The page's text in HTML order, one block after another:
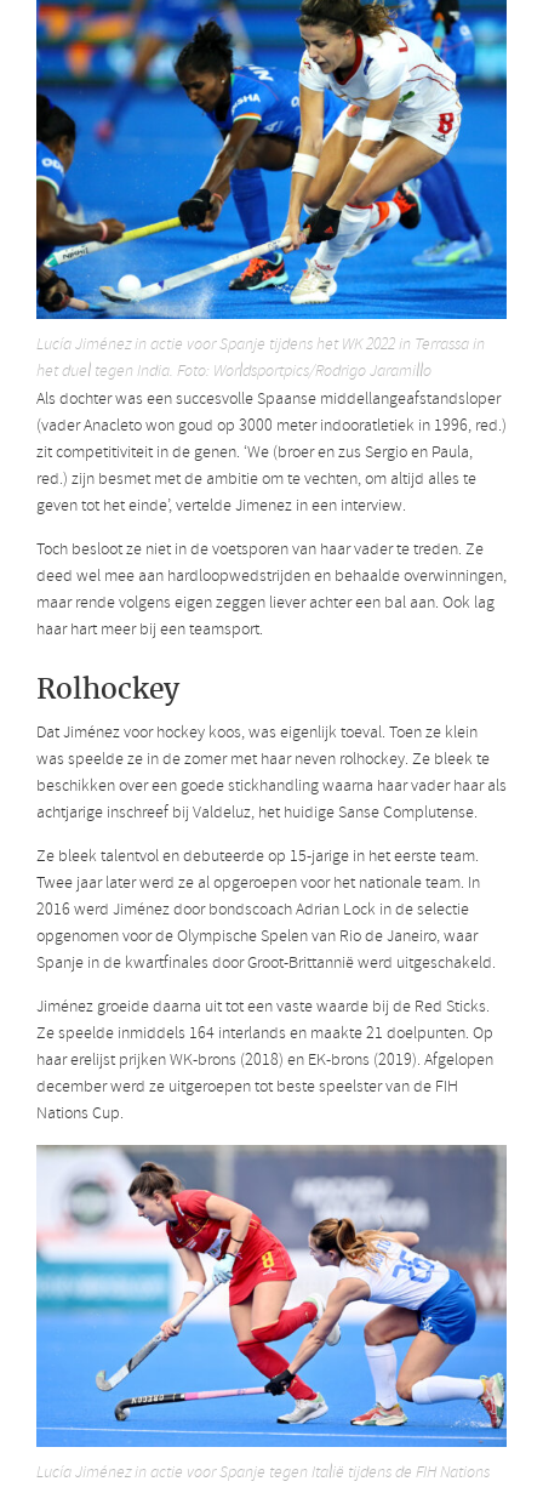
Lucía Jiménez in actie voor Spanje tijdens het WK 2022 in Terrassa in
het duel tegen India. Foto: Worldsportpics/Rodrigo Jaramillo
Als dochter was een succesvolle Spaanse middellangeafstandsloper
(vader Anacleto won goud op 3000 meter indooratletiek in 1996, red.)
zit competitiviteit in de genen. ‘We (broer en zus Sergio en Paula,
red.) zijn besmet met de ambitie om te vechten, om altijd alles te
geven tot het einde’, vertelde Jimenez in een interview.
Toch besloot ze niet in de voetsporen van haar vader te treden. Ze
deed wel mee aan hardloopwedstrijden en behaalde overwinningen,
maar rende volgens eigen zeggen liever achter een bal aan. Ook lag
haar hart meer bij een teamsport.
Rolhockey
Dat Jiménez voor hockey koos, was eigenlijk toeval. Toen ze klein
was speelde ze in de zomer met haar neven rolhockey. Ze bleek te
beschikken over een goede stickhandling waarna haar vader haar als
achtjarige inschreef bij Valdeluz, het huidige Sanse Complutense.
Ze bleek talentvol en debuteerde op 15-jarige in het eerste team.
Twee jaar later werd ze al opgeroepen voor het nationale team. In
2016 werd Jiménez door bondscoach Adrian Lock in de selectie
opgenomen voor de Olympische Spelen van Rio de Janeiro, waar
Spanje in de kwartfinales door Groot-Brittannië werd uitgeschakeld.
Jiménez groeide daarna uit tot een vaste waarde bij de Red Sticks.
Ze speelde inmiddels 164 interlands en maakte 21 doelpunten. Op
haar erelijst prijken WK-brons (2018) en EK-brons (2019). Afgelopen
december werd ze uitgeroepen tot beste speelster van de FIH
Nations Cup.
Lucía Jiménez in actie voor Spanje tegen Italië tijdens de FIH Nations